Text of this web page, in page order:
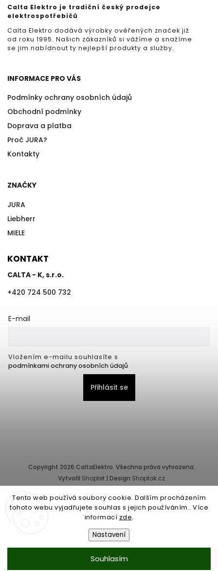
Tento web používá soubory cookie. Dalším procházením
tohoto webu vyjadřujete souhlas s jejich používáním.. Více
informací zde.
Nastavení
Souhlasím
Calta Elektro je tradiční český prodejce
elektrospotřebičů
Calta Elektro dodává výrobky ověřených značek již
od roku 1995. Našich zákazníků si vážíme a snažíme
se jim nabídnout ty nejlepší produkty a služby.
INFORMACE PRO VÁS
Podmínky ochrany osobních údajů
Obchodní podmínky
Doprava a platba
Proč JURA?
Kontakty
ZNAČKY
JURA
Liebherr
MIELE
KONTAKT
CALTA - K, s.r.o.
+420 724 500 732
E-mail
Vložením e-mailu souhlasíte s
podmínkami ochrany osobních údajů
Přihlásit se
Copyright 2026 CaltaElektro. Všechna práva vyhrazena.
Vytvořil Shoptet | Design Shoptak.cz
Provozovatel e-shopu: CALTA - K, s.r.o., IČ: 25155822, Pernerova
10/32, Karlín, 186 00 Praha.
Společnost je zapsána v obchodním rejstříku vedeném Městským
soudem v Praze - oddíl C, vložka 87218.